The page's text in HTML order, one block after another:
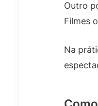
Outro
Filmes
Na